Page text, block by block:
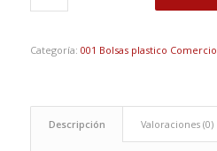
Categoría: 001 Bolsas plastico Comercio
Descripción Valoraciones (0)